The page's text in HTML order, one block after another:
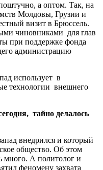
а оптом. Так, на
Молдовы, Грузии и
визит в Брюссель.
чиновниками для глав
при поддержке фонда
администрацию
использует в
технологии внешнего
тайно делалось
внедрился и который
общество. Об этом
много. А политолог и
феномену захвата